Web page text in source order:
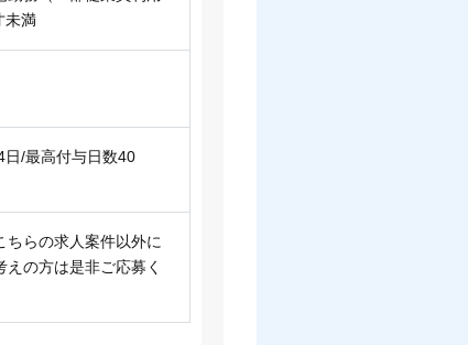
未満
/最高付与日数40
ちらの求人案件以外に
の方は是非ご応募く